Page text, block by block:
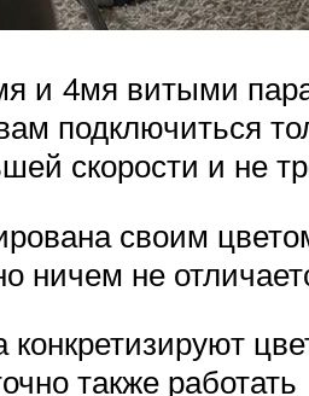
и 4мя витыми
подключиться
скорости и не
своим
не
также работать